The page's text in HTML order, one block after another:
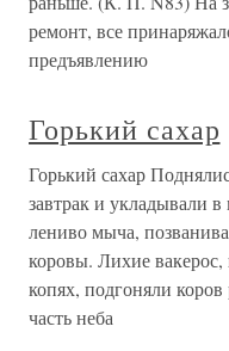
ремонт, все
предъявлению
Горький сахар
Горький сахар
завтрак и укладывали
лениво мыча,
коровы. Лихие
копях, подгоняли
часть неба